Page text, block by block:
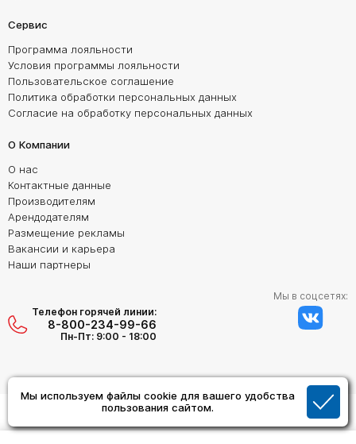
Мы используем файлы cookie для вашего удобства
пользования сайтом.
Сервис
Программа лояльности
Условия программы лояльности
Пользовательское соглашение
Политика обработки персональных данных
Согласие на обработку персональных данных
О Компании
О нас
Контактные данные
Производителям
Арендодателям
Размещение рекламы
Вакансии и карьера
Наши партнеры
Телефон горячей линии:
8-800-234-99-66
Пн-Пт: 9:00 - 18:00
Мы в соцсетях: